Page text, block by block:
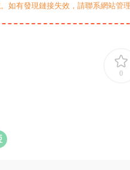
如有發現鏈接失效，請聯系網站管理
0